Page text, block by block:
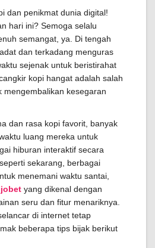
dan penikmat dunia digital!
hari ini? Semoga selalu
semangat, ya. Di tengah
dan terkadang menguras
sejenak untuk beristirahat
kopi hangat adalah salah
mengembalikan kesegaran
dan rasa kopi favorit, banyak
luang mereka untuk
hiburan interaktif secara
sekarang, berbagai
menemani waktu santai,
yang dikenal dengan
seru dan fitur menariknya.
di internet tetap
beberapa tips bijak berikut